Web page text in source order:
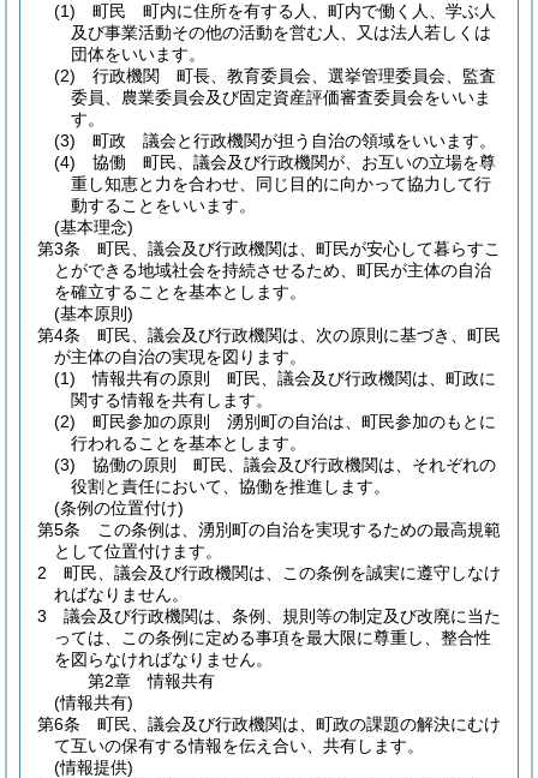
(1)
町民 町内に住所を有する人、町内で働く人、学ぶ人
及び事業活動その他の活動を営む人、又は法人若しくは
団体をいいます。
(2)
行政機関 町長、教育委員会、選挙管理委員会、監査
委員、農業委員会及び固定資産評価審査委員会をいいま
す。
(3)
町政 議会と行政機関が担う自治の領域をいいます。
(4)
協働 町民、議会及び行政機関が、お互いの立場を尊
重し知恵と力を合わせ、同じ目的に向かって協力して行
動することをいいます。
(基本理念)
第3条
町民、議会及び行政機関は、町民が安心して暮らすこ
とができる地域社会を持続させるため、町民が主体の自治
を確立することを基本とします。
(基本原則)
第4条
町民、議会及び行政機関は、次の原則に基づき、町民
が主体の自治の実現を図ります。
(1)
情報共有の原則 町民、議会及び行政機関は、町政に
関する情報を共有します。
(2)
町民参加の原則 湧別町の自治は、町民参加のもとに
行われることを基本とします。
(3)
協働の原則 町民、議会及び行政機関は、それぞれの
役割と責任において、協働を推進します。
(条例の位置付け)
第5条
この条例は、湧別町の自治を実現するための最高規範
として位置付けます。
2
町民、議会及び行政機関は、この条例を誠実に遵守しなけ
ればなりません。
3
議会及び行政機関は、条例、規則等の制定及び改廃に当た
っては、この条例に定める事項を最大限に尊重し、整合性
を図らなければなりません。
第2章
情報共有
(情報共有)
第6条
町民、議会及び行政機関は、町政の課題の解決にむけ
て互いの保有する情報を伝え合い、共有します。
(情報提供)